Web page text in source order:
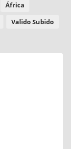
África
Valido Subido